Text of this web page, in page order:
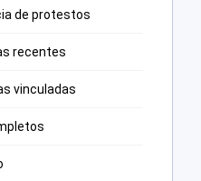
de protestos
recentes
vinculadas